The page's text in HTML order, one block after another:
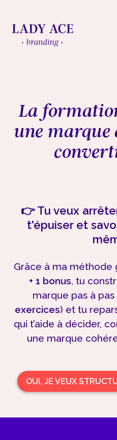
La
une
👉 Tu veux
t'épuiser et
Grâce à ma méthode
+ 1 bonus, tu
marque pas à pas
exercices) et tu
qui t’aide à décider,
une marque
OUI, JE VEUX